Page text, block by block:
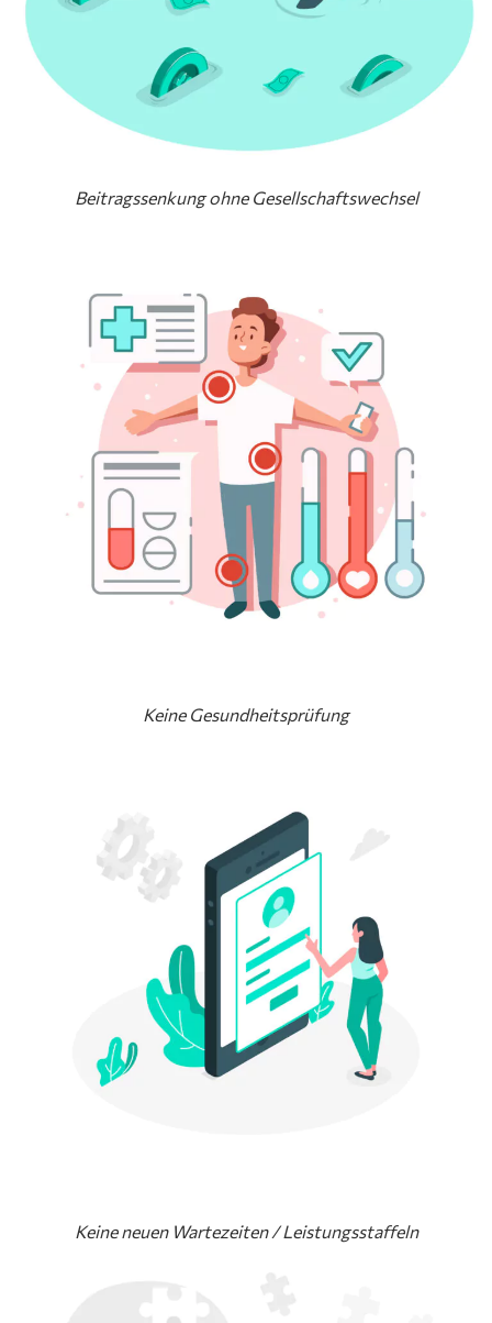
Beitragssenkung ohne Gesellschaftswechsel
Keine Gesundheitsprüfung
Keine neuen Wartezeiten / Leistungsstaffeln